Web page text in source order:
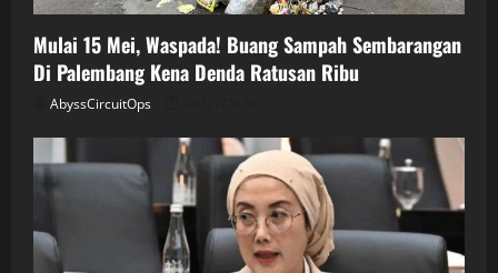
Mulai 15 Mei, Waspada! Buang Sampah Sembarangan
Di Palembang Kena Denda Ratusan Ribu
AbyssCircuitOps